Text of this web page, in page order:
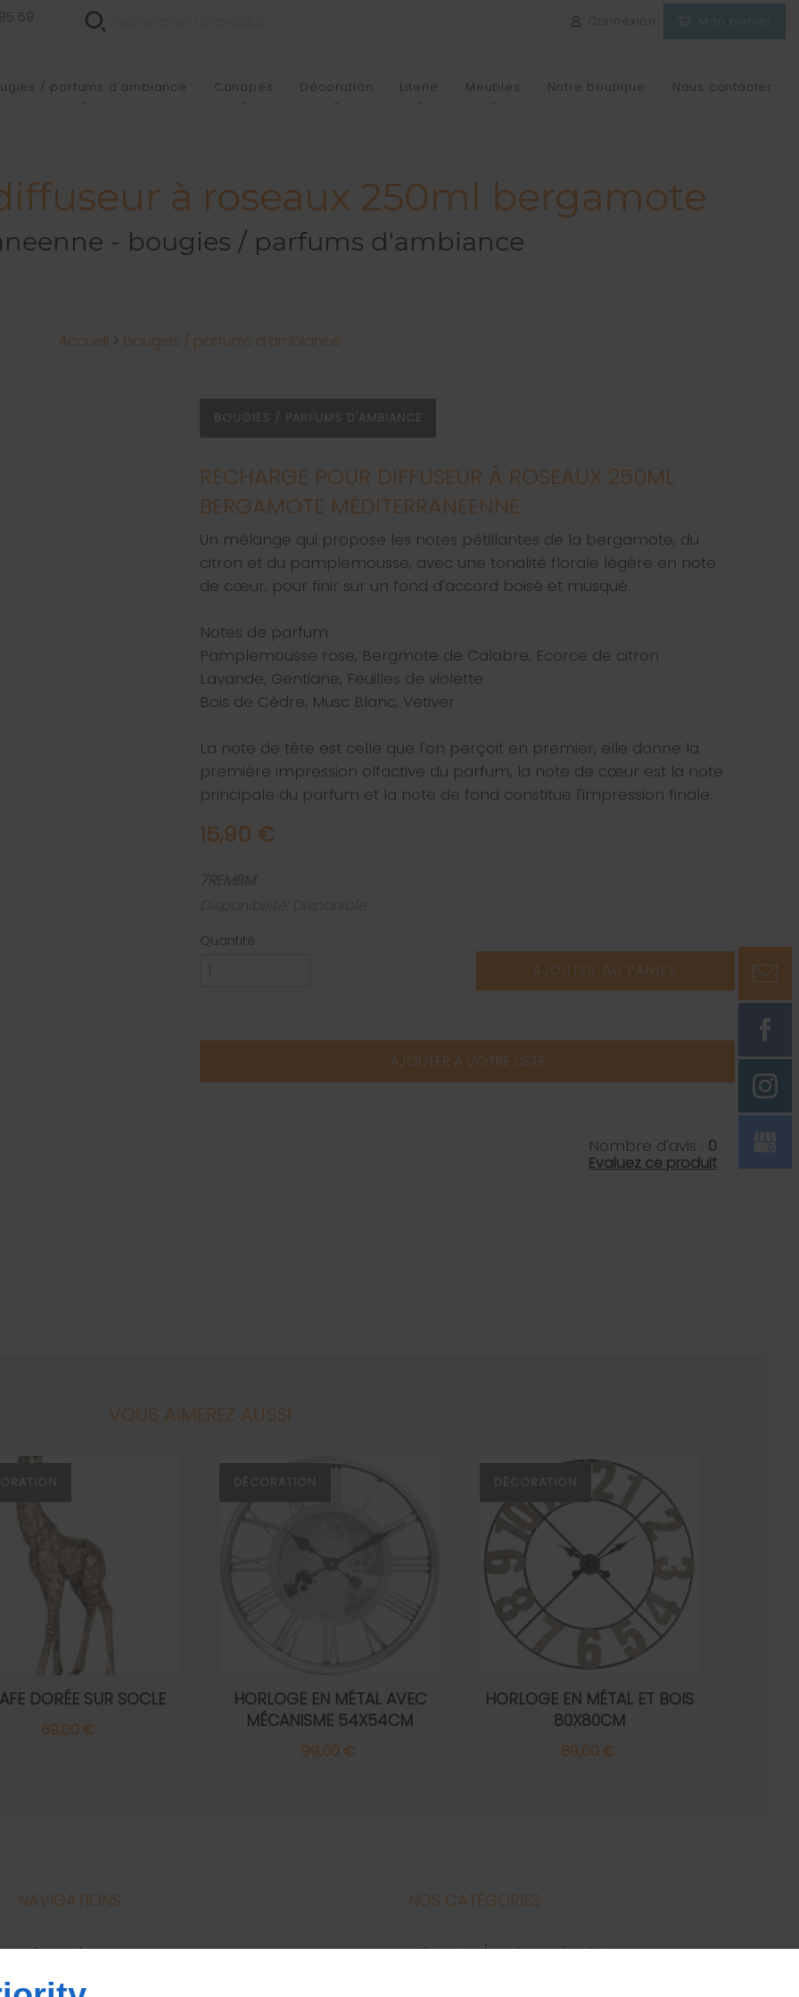
59 Connexion
/ parfums d'ambiance Canapés Décoration Literie Meubles Notre boutique Nous contacter
à roseaux 250ml bergamote
- bougies / parfums d'ambiance
Accueil > bougies / parfums d'ambiance
BOUGIES / PARFUMS D'AMBIANCE
RECHARGE POUR DIFFUSEUR À ROSEAUX 250ML
BERGAMOTE MÉDITERRANEENNE
Un mélange qui propose les notes pétillantes de la bergamote, du
citron et du pamplemousse, avec une tonalité florale légère en note
de cœur, pour finir sur un fond d'accord boisé et musqué.
Notes de parfum:
Pamplemousse rose, Bergmote de Calabre, Ecorce de citron
Lavande, Gentiane, Feuilles de violette
Bois de Cèdre, Musc Blanc, Vetiver
La note de tête est celle que l'on perçoit en premier, elle donne la
première impression olfactive du parfum, la note de cœur est la note
principale du parfum et la note de fond constitue l'impression finale.
15,90 €
Quantité
AJOUTER AU PANIER
AJOUTER À VOTRE LISTE
Nombre d'avis : 0
Evaluez ce produit
VOUS AIMEREZ AUSSI
DORÉE SUR SOCLE
69,00 €
DÉCORATION
HORLOGE EN MÉTAL AVEC
MÉCANISME 54X54CM
99,00 €
DÉCORATION
HORLOGE EN MÉTAL ET BOIS
80X80CM
89,00 €
NAVIGATIONS
accueil
NOS CATÉGORIES
bougies / parfums d'ambiance